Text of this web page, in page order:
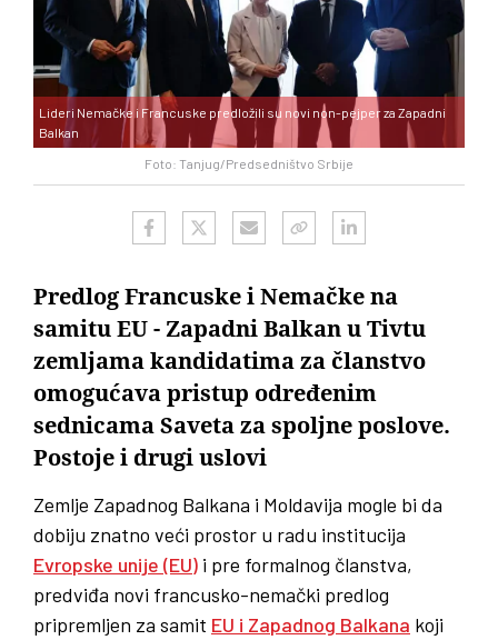
Foto: Tanjug/Predsedništvo Srbije
Lideri Nemačke i Francuske predložili su novi non-pejper za Zapadni
Balkan
Predlog Francuske i Nemačke na
samitu EU - Zapadni Balkan u Tivtu
zemljama kandidatima za članstvo
omogućava pristup određenim
sednicama Saveta za spoljne poslove.
Postoje i drugi uslovi
Zemlje Zapadnog Balkana i Moldavija mogle bi da
dobiju znatno veći prostor u radu institucija
Evropske unije (EU) i pre formalnog članstva,
predviđa novi francusko-nemački predlog
pripremljen za samit EU i Zapadnog Balkana koji